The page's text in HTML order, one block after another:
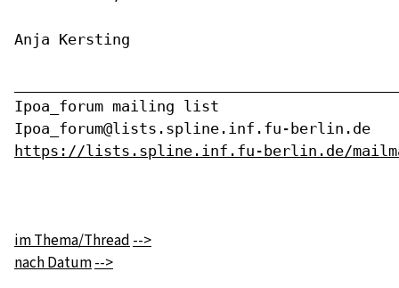
Anja Kersting
Ipoa_forum mailing list
https://lists.spline.inf.fu-berlin.de/
im Thema/Thread -->
nach Datum-->